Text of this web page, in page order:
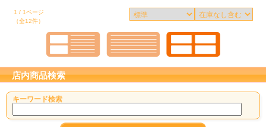
1 / 1ページ
（全12件）
店内商品検索
キーワード検索